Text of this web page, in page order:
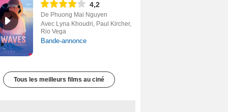
4,2
De Phuong Mai Nguyen
Avec Lyna Khoudri, Paul Kircher,
Rio Vega
Bande-annonce
Tous les meilleurs films au ciné